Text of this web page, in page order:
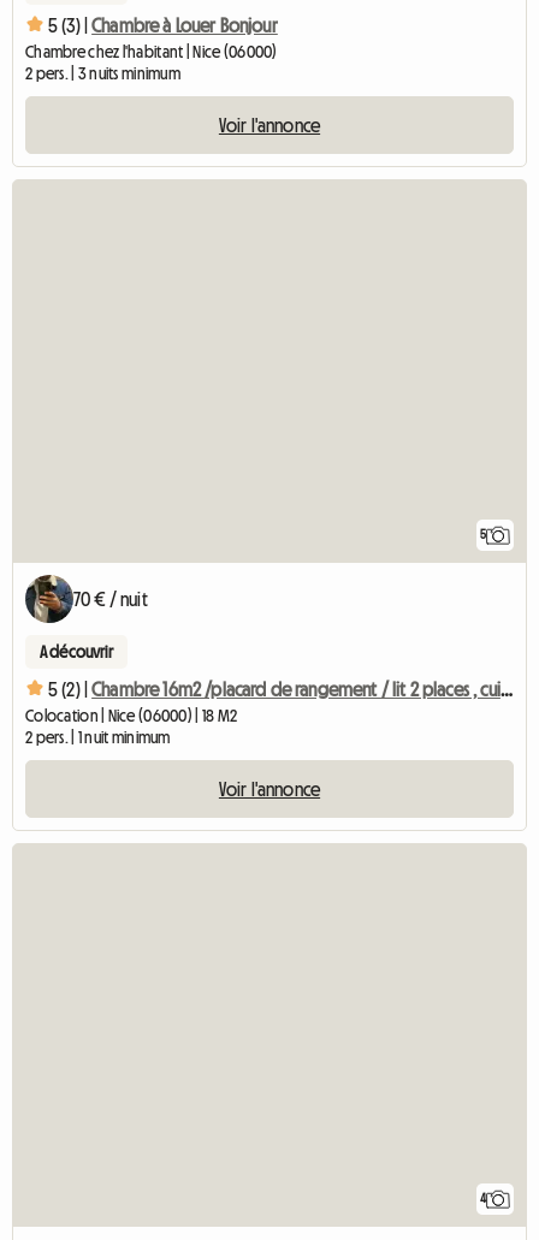
5 (3) | Chambre à Louer Bonjour
Chambre chez l'habitant | Nice (06000)
2 pers. | 3 nuits minimum
Voir l'annonce
5
70 € / nuit
A découvrir
5 (2) | Chambre 16m2 /placard de rangement / lit 2 places , cuisines
Colocation | Nice (06000) | 18 M2
2 pers. | 1 nuit minimum
Voir l'annonce
4